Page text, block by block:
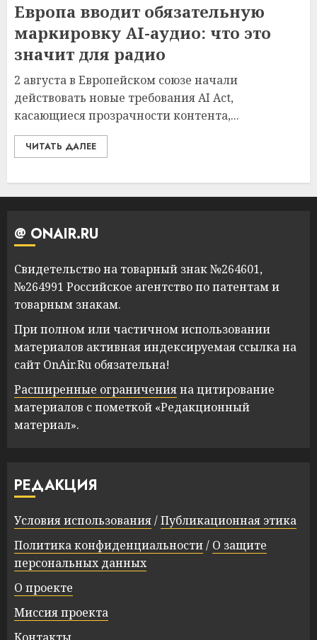
Европа вводит обязательную
маркировку AI-аудио: что это
значит для радио
2 августа в Европейском союзе начали
действовать новые требования AI Act,
касающиеся прозрачности контента,...
ЧИТАТЬ ДАЛЕЕ
@ ONAIR.RU
Свидетельство на товарный знак №264601,
№264991 Российское агентство по патентам и
товарным знакам.
При полном или частичном использовании
материалов активная индексируемая ссылка на
сайт OnAir.Ru обязательна!
Расширенные ограниченияна цитирование
материалов с пометкой «Редакционный
материал».
РЕДАКЦИЯ
Условия использования/Публикационная этика
Политика конфиденциальности/ О защите
персональных данных
О проекте
Миссия проекта